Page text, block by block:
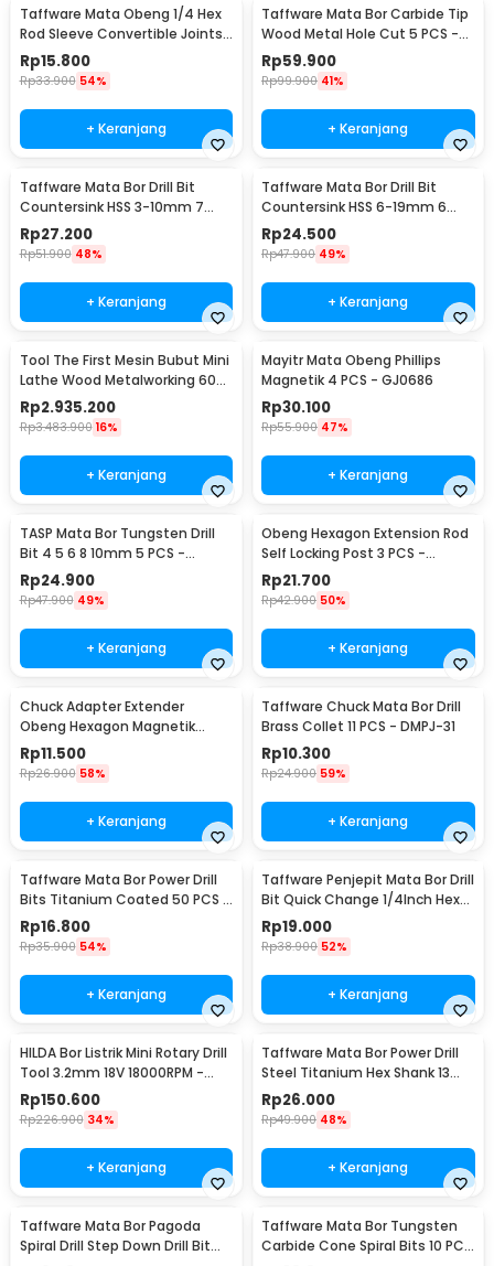
Taffware Mata Obeng 1/4 Hex
Rod Sleeve Convertible Joints
8 PCS
Rp15.800
Rp33.900 54%
+ Keranjang
Taffware Mata Bor Carbide Tip
Wood Metal Hole Cut 5 PCS -
EPC-PIT-20P
Rp59.900
Rp99.900 41%
+ Keranjang
Taffware Mata Bor Drill Bit
Countersink HSS 3-10mm 7
PCS - QST-K13
Rp27.200
Rp51.900 48%
+ Keranjang
Taffware Mata Bor Drill Bit
Countersink HSS 6-19mm 6
PCS - BT3
Rp24.500
Rp47.900 49%
+ Keranjang
Tool The First Mesin Bubut Mini
Lathe Wood Metalworking 60W
- TZ20002MG
Rp2.935.200
Rp3.483.900 16%
+ Keranjang
Mayitr Mata Obeng Phillips
Magnetik 4 PCS - GJ0686
Rp30.100
Rp55.900 47%
+ Keranjang
TASP Mata Bor Tungsten Drill
Bit 4 5 6 8 10mm 5 PCS -
MGDK002
Rp24.900
Rp47.900 49%
+ Keranjang
Obeng Hexagon Extension Rod
Self Locking Post 3 PCS -
HT43401-3P
Rp21.700
Rp42.900 50%
+ Keranjang
Chuck Adapter Extender
Obeng Hexagon Magnetik
Shank 1/4 Inch
Rp11.500
Rp26.900 58%
+ Keranjang
Taffware Chuck Mata Bor Drill
Brass Collet 11 PCS - DMPJ-31
Rp10.300
Rp24.900 59%
+ Keranjang
Taffware Mata Bor Power Drill
Bits Titanium Coated 50 PCS -
DW1361
Rp16.800
Rp35.900 54%
+ Keranjang
Taffware Penjepit Mata Bor Drill
Bit Quick Change 1/4Inch Hex
Shank - 2054A
Rp19.000
Rp38.900 52%
+ Keranjang
HILDA Bor Listrik Mini Rotary Drill
Tool 3.2mm 18V 18000RPM -
JD5202
Rp150.600
Rp226.900 34%
+ Keranjang
Taffware Mata Bor Power Drill
Steel Titanium Hex Shank 13
PCS - SV-VDB13
Rp26.000
Rp49.900 48%
+ Keranjang
Taffware Mata Bor Pagoda
Spiral Drill Step Down Drill Bit
Taffware Mata Bor Tungsten
Carbide Cone Spiral Bits 10 PCS